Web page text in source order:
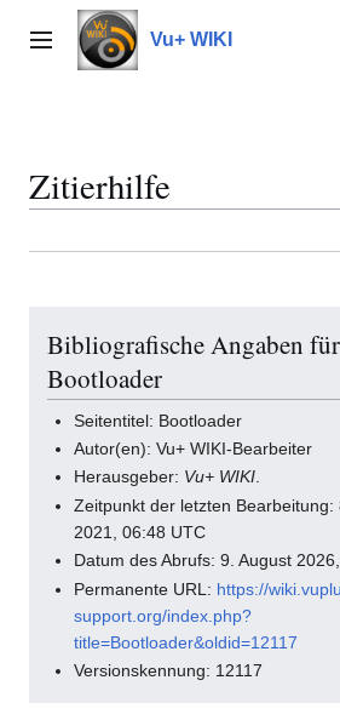
Inhalt
springenHauptmenü Vu+ WIKI
Zitierhilfe
Bibliografische Angaben für
Bootloader
Seitentitel: Bootloader
Autor(en): Vu+ WIKI-Bearbeiter
Herausgeber: Vu+ WIKI.
Zeitpunkt der letzten Bearbeitung:
2021, 06:48 UTC
Datum des Abrufs: 9. August
Permanente URL: https://
support.org/index.php?
title=Bootloader&oldid=12117
Versionskennung: 12117